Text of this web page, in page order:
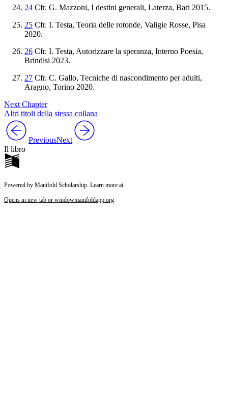
24 Cfr. G. Mazzoni, I destini generali, Laterza, Bari 2015.
25 Cfr. I. Testa, Teoria delle rotonde, Valigie Rosse, Pisa
2020.
26 Cfr. I. Testa, Autorizzare la speranza, Interno Poesia,
Brindisi 2023.
27 Cfr. C. Gallo, Tecniche di nascondimento per adulti,
Aragno, Torino 2020.
Next Chapter
Altri titoli della stessa collana
PreviousNext
Il libro
Powered by Manifold Scholarship. Learn more at
Opens in new tab or windowmanifoldapp.org